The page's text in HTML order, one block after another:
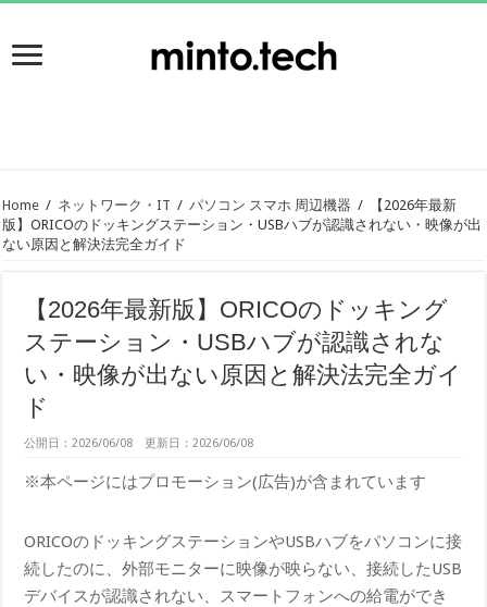
Home / ネットワーク・IT / パソコン スマホ 周辺機器 /
【2026年最新
版】ORICOのドッキングステーション・USBハブが認識されない・映像が出
ない原因と解決法完全ガイド
【2026年最新版】ORICOのドッキング
ステーション・USBハブが認識されな
い・映像が出ない原因と解決法完全ガイ
ド
公開日：2026/06/08 更新日：2026/06/08
※本ページにはプロモーション(広告)が含まれています
ORICOのドッキングステーションやUSBハブをパソコンに接
続したのに、外部モニターに映像が映らない、接続したUSB
デバイスが認識されない、スマートフォンへの給電ができ